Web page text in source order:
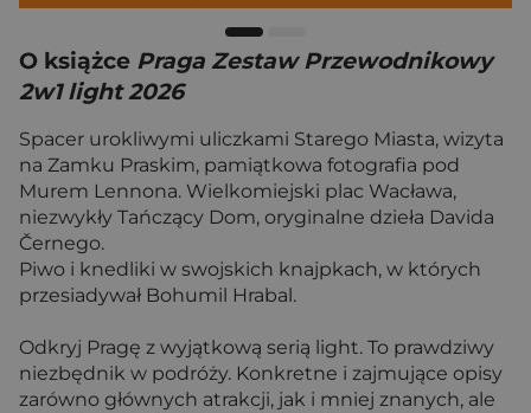
O książce Praga Zestaw Przewodnikowy
2w1 light 2026
Spacer urokliwymi uliczkami Starego Miasta, wizyta
na Zamku Praskim, pamiątkowa fotografia pod
Murem Lennona. Wielkomiejski plac Wacława,
niezwykły Tańczący Dom, oryginalne dzieła Davida
Černego.
Piwo i knedliki w swojskich knajpkach, w których
przesiadywał Bohumil Hrabal.
Odkryj Pragę z wyjątkową serią light. To prawdziwy
niezbędnik w podróży. Konkretne i zajmujące opisy
zarówno głównych atrakcji, jak i mniej znanych, ale